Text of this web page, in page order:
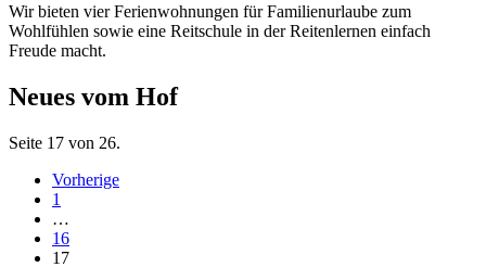
Wir bieten vier Ferienwohnungen für Familienurlaube zum
Wohlfühlen sowie eine Reitschule in der Reitenlernen einfach
Freude macht.
Neues vom Hof
Seite 17 von 26.
Vorherige
1
…
16
17